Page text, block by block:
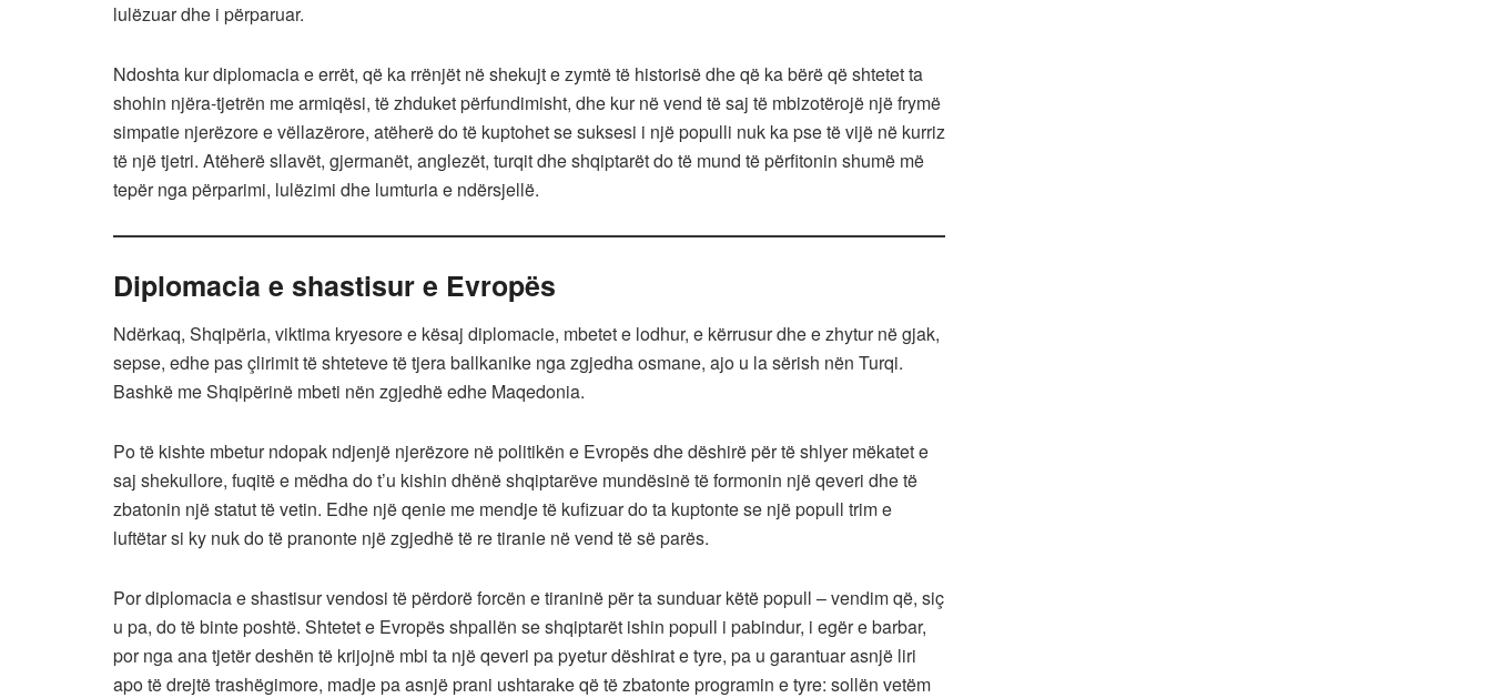
lulëzuar dhe i përparuar.
Ndoshta kur diplomacia e errët, që ka rrënjët në shekujt e zymtë të historisë dhe që ka bërë që shtetet ta
shohin njëra-tjetrën me armiqësi, të zhduket përfundimisht, dhe kur në vend të saj të mbizotërojë një frymë
simpatie njerëzore e vëllazërore, atëherë do të kuptohet se suksesi i një populli nuk ka pse të vijë në kurriz
të një tjetri. Atëherë sllavët, gjermanët, anglezët, turqit dhe shqiptarët do të mund të përfitonin shumë më
tepër nga përparimi, lulëzimi dhe lumturia e ndërsjellë.
Diplomacia e shastisur e Evropës
Ndërkaq, Shqipëria, viktima kryesore e kësaj diplomacie, mbetet e lodhur, e kërrusur dhe e zhytur në gjak,
sepse, edhe pas çlirimit të shteteve të tjera ballkanike nga zgjedha osmane, ajo u la sërish nën Turqi.
Bashkë me Shqipërinë mbeti nën zgjedhë edhe Maqedonia.
Po të kishte mbetur ndopak ndjenjë njerëzore në politikën e Evropës dhe dëshirë për të shlyer mëkatet e
saj shekullore, fuqitë e mëdha do t’u kishin dhënë shqiptarëve mundësinë të formonin një qeveri dhe të
zbatonin një statut të vetin. Edhe një qenie me mendje të kufizuar do ta kuptonte se një popull trim e
luftëtar si ky nuk do të pranonte një zgjedhë të re tiranie në vend të së parës.
Por diplomacia e shastisur vendosi të përdorë forcën e tiraninë për ta sunduar këtë popull – vendim që, siç
u pa, do të binte poshtë. Shtetet e Evropës shpallën se shqiptarët ishin popull i pabindur, i egër e barbar,
por nga ana tjetër deshën të krijojnë mbi ta një qeveri pa pyetur dëshirat e tyre, pa u garantuar asnjë liri
apo të drejtë trashëgimore, madje pa asnjë prani ushtarake që të zbatonte programin e tyre: sollën vetëm